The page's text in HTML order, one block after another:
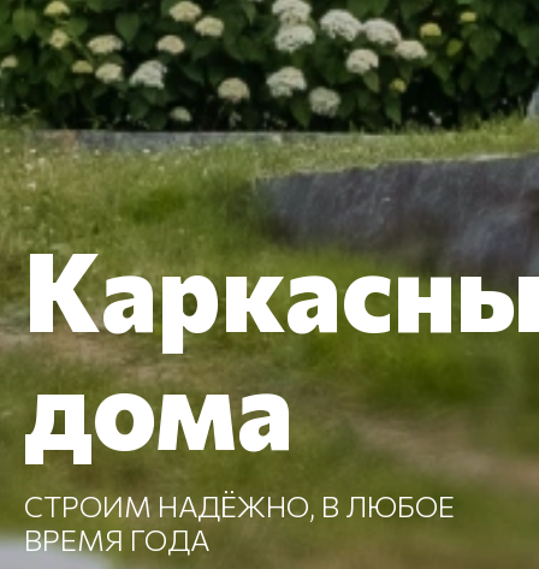
дома
CТРОИМ НАДЁЖНО, В ЛЮБОЕ
ВРЕМЯ ГОДА